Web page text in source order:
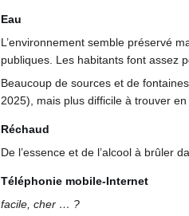
Eau
L’environnement semble préservé
publiques. Les habitants font assez
Beaucoup de sources et de
2025), mais plus difficile à trouver
Réchaud
De l’essence et de l’alcool à brûler
Téléphonie mobile-Internet
facile, cher … ?